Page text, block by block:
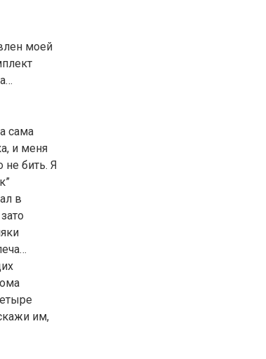
моей
сама
и меня
не бить. Я
в
им,